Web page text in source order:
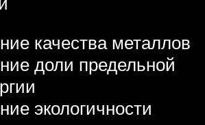
качества металлов
доли предельной
экологичности